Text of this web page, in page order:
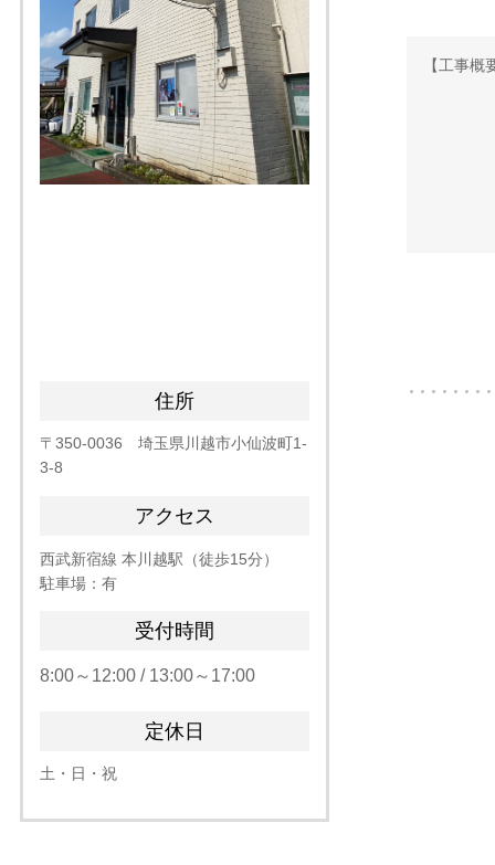
【工事
住所
〒350-0036 埼玉県川越市小仙波町1-
3-8
アクセス
西武新宿線 本川越駅（徒歩15分）
駐車場：有
受付時間
8:00～12:00 / 13:00～17:00
定休日
土・日・祝